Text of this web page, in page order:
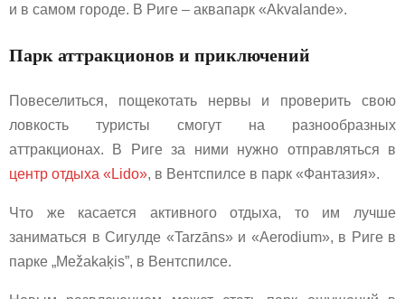
и в самом городе. В Риге – аквапарк «Akvalande».
Парк аттракционов и приключений
Повеселиться, пощекотать нервы и проверить свою
ловкость туристы смогут на разнообразных
аттракционах. В Риге за ними нужно отправляться в
центр отдыха «Lido», в Вентспилсе в парк «Фантазия».
Что же касается активного отдыха, то им лучше
заниматься в Сигулде «Tarzāns» и «Aerodium», в Риге в
парке „Mežakaķis”, в Вентспилсе.